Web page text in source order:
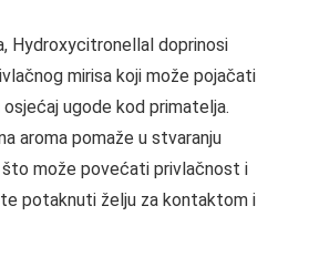
Hydroxycitronellal doprinosi
mirisa koji može pojačati
ugode kod primatelja.
aroma pomaže u stvaranju
može povećati privlačnost i
potaknuti želju za kontaktom i